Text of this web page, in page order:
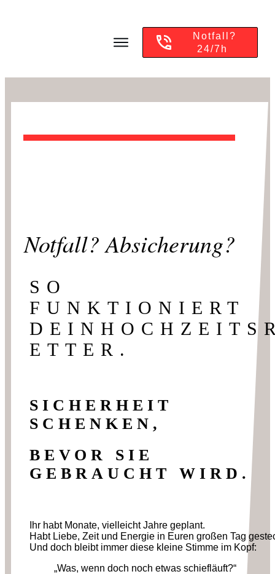
Notfall?
24/7h
Notfall? Absicherung?
SO
FUNKTIONIERT
ETTER.
SICHERHEIT
SCHENKEN,
BEVOR SIE
GEBRAUCHT WIRD.
Ihr habt Monate, vielleicht Jahre geplant.
Habt Liebe, Zeit und Energie in Euren großen Tag
Und doch bleibt immer diese kleine Stimme im Kopf:
„Was, wenn doch noch etwas schiefläuft?“